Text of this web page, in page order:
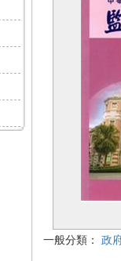
一般分類： 政